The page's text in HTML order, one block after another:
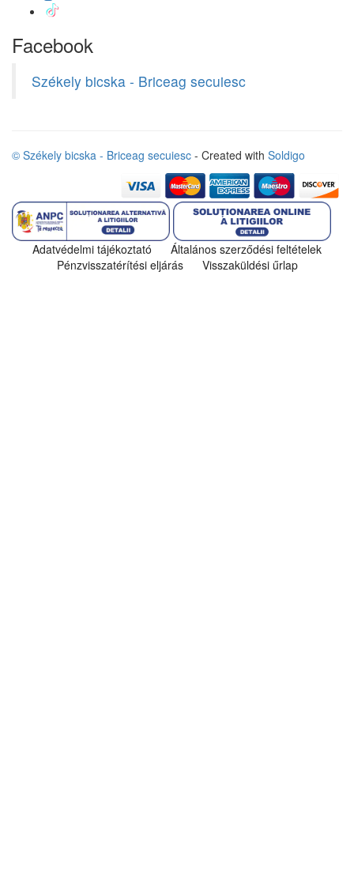
Facebook
Székely bicska - Briceag secuiesc
© Székely bicska - Briceag secuiesc - Created with Soldigo
Adatvédelmi tájékoztató
Általános szerződési feltételek
Pénzvisszatérítési eljárás
Visszaküldési űrlap